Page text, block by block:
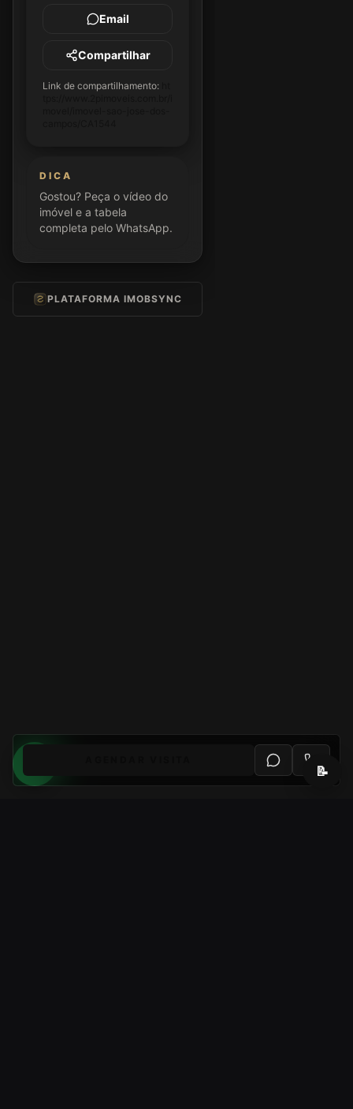
Email
Compartilhar
Link de compartilhamento:
DICA
Gostou? Peça o vídeo do
imóvel e a tabela
completa pelo WhatsApp.
PLATAFORMA IMOBSYNC
📝